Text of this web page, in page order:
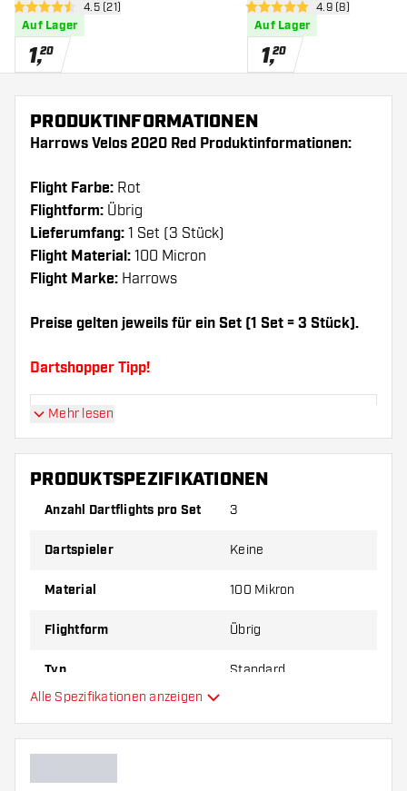
Bewertungsbereich öffnen
4.5 Bewertungssterne
4.5 (21)
Auf Lager
1,20
4.9 Bewertungssterne
4.9 (8)
Auf Lager
1,20
PRODUKTINFORMATIONEN
Harrows Velos 2020 Red Produktinformationen:
Flight Farbe: Rot
Flightform: Übrig
Lieferumfang: 1 Set (3 Stück)
Flight Material: 100 Micron
Flight Marke: Harrows
Preise gelten jeweils für ein Set (1 Set = 3 Stück).
Dartshopper Tipp!
Sorgen Sie für genügend Ersatz Flights und
Shafts. Diese können sich durch Gebrauch
Probieren Sie eine andere Form, ein anderes
um herauszufinden, welche Variante am besten
zu Ihnen passt!
Mehr lesen
PRODUKTSPEZIFIKATIONEN
Anzahl Dartflights pro Set 3
Dartspieler Keine
Material 100 Mikron
Flightform Übrig
Typ Standard
Hauptfarbe
Alle Spezifikationen anzeigen